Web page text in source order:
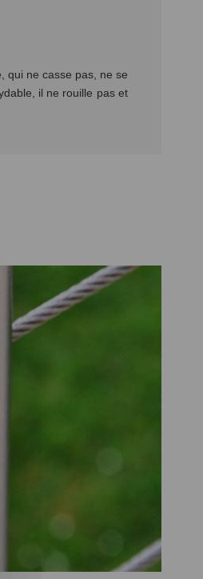
qui ne casse pas, ne se
il ne rouille pas et